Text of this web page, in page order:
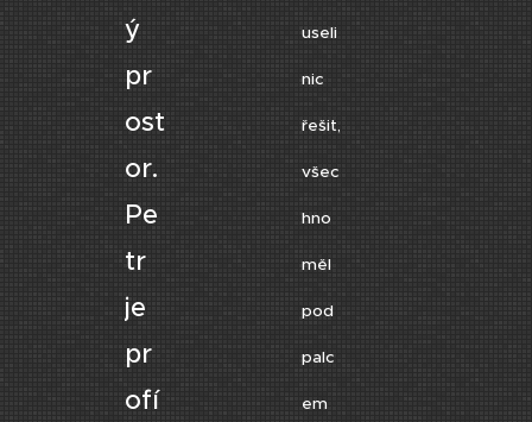
ý
pr
ost
or.
Pe
tr
je
pr
ofí
useli
nic
řešit,
všec
hno
měl
pod
palc
em